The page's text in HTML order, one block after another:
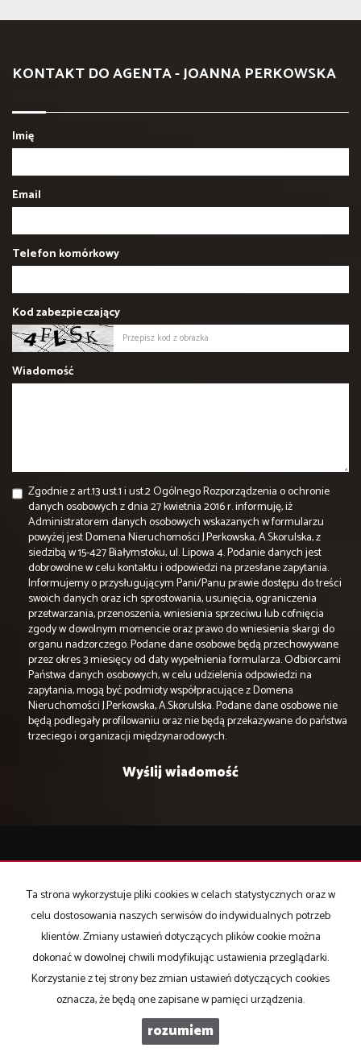
KONTAKT DO AGENTA - JOANNA PERKOWSKA
Imię
Email
Telefon komórkowy
Kod zabezpieczający
Wiadomość
Zgodnie z art.13 ust.1 i ust.2 Ogólnego Rozporządzenia o ochronie
danych osobowych z dnia 27 kwietnia 2016 r. informuję, iż
Administratorem danych osobowych wskazanych w formularzu
powyżej jest Domena Nieruchomości J.Perkowska, A.Skorulska, z
siedzibą w 15-427 Białymstoku, ul. Lipowa 4. Podanie danych jest
dobrowolne w celu kontaktu i odpowiedzi na przesłane zapytania.
Informujemy o przysługującym Pani/Panu prawie dostępu do treści
swoich danych oraz ich sprostowania, usunięcia, ograniczenia
przetwarzania, przenoszenia, wniesienia sprzeciwu lub cofnięcia
zgody w dowolnym momencie oraz prawo do wniesienia skargi do
organu nadzorczego. Podane dane osobowe będą przechowywane
przez okres 3 miesięcy od daty wypełnienia formularza. Odbiorcami
Państwa danych osobowych, w celu udzielenia odpowiedzi na
zapytania, mogą być podmioty współpracujące z Domena
Nieruchomości J.Perkowska, A.Skorulska. Podane dane osobowe nie
będą podlegały profilowaniu oraz nie będą przekazywane do państwa
trzeciego i organizacji międzynarodowych.
15-427 Białystok
ul. Lipowa 4 lok.105
biuro@bialystok-nieruchomosci.pl
Mieszkaniana wynajem
Domy
na wynajem
Działkina wynajem
Ta strona wykorzystuje pliki cookies w celach statystycznych oraz w
celu dostosowania naszych serwisów do indywidualnych potrzeb
klientów. Zmiany ustawień dotyczących plików cookie można
dokonać w dowolnej chwili modyfikując ustawienia przeglądarki.
Korzystanie z tej strony bez zmian ustawień dotyczących cookies
oznacza, że będą one zapisane w pamięci urządzenia.
rozumiem